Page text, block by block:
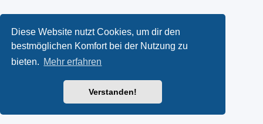
Diese Website nutzt Cookies, um dir den
bestmöglichen Komfort bei der Nutzung zu
bieten. Mehr erfahren
Verstanden!